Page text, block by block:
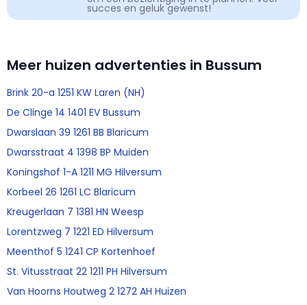
succes en geluk gewenst!
Meer huizen advertenties in Bussum
Brink 20-a 1251 KW Laren (NH)
De Clinge 14 1401 EV Bussum
Dwarslaan 39 1261 BB Blaricum
Dwarsstraat 4 1398 BP Muiden
Koningshof 1-A 1211 MG Hilversum
Korbeel 26 1261 LC Blaricum
Kreugerlaan 7 1381 HN Weesp
Lorentzweg 7 1221 ED Hilversum
Meenthof 5 1241 CP Kortenhoef
St. Vitusstraat 22 1211 PH Hilversum
Van Hoorns Houtweg 2 1272 AH Huizen